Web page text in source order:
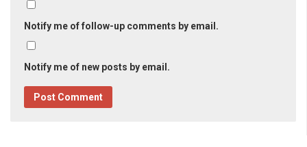
Notify me of follow-up comments by email.
Notify me of new posts by email.